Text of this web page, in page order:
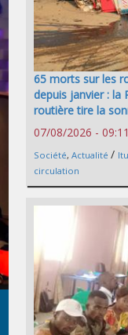
65 morts sur les
depuis janvier : la
routière tire la
07/08/2026 - 09:11
Société, Actualité /
circulation